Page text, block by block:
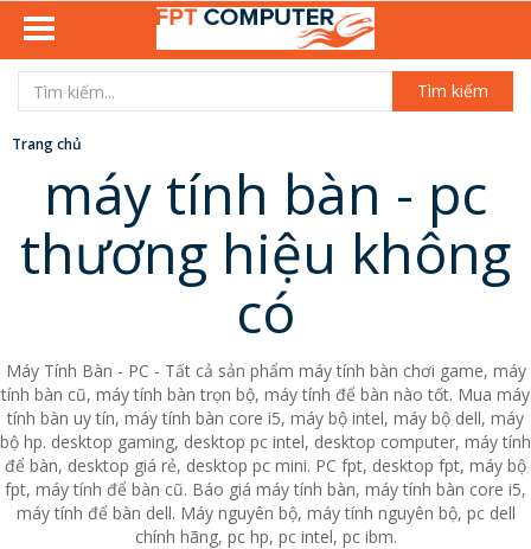
Tìm kiếm
Trang chủ
máy tính bàn - pc
thương hiệu không
có
Máy Tính Bàn - PC - Tất cả sản phẩm máy tính bàn chơi game, máy
tính bàn cũ, máy tính bàn trọn bộ, máy tính để bàn nào tốt. Mua máy
tính bàn uy tín, máy tính bàn core i5, máy bộ intel, máy bộ dell, máy
bộ hp. desktop gaming, desktop pc intel, desktop computer, máy tính
để bàn, desktop giá rẻ, desktop pc mini. PC fpt, desktop fpt, máy bộ
fpt, máy tính để bàn cũ. Báo giá máy tính bàn, máy tính bàn core i5,
máy tính để bàn dell. Máy nguyên bộ, máy tính nguyên bộ, pc dell
chính hãng, pc hp, pc intel, pc ibm.